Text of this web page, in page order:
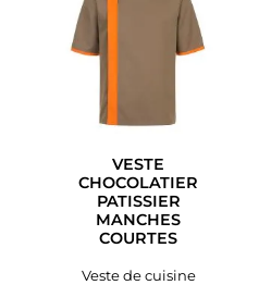
VESTE
CHOCOLATIER
PATISSIER
MANCHES
COURTES
Veste de cuisine